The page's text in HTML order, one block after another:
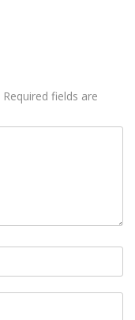
Required fields are